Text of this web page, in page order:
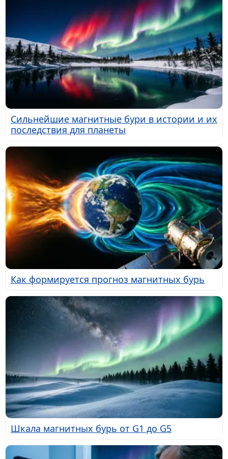
Сильнейшие магнитные бури в истории и их
последствия для планеты
Как формируется прогноз магнитных бурь
Шкала магнитных бурь от G1 до G5